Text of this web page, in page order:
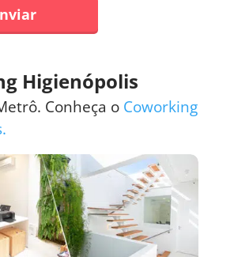
Higienópolis
Conheça o Coworking